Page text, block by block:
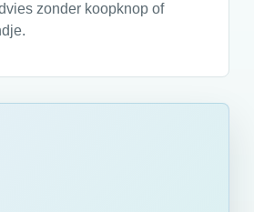
zonder koopknop of